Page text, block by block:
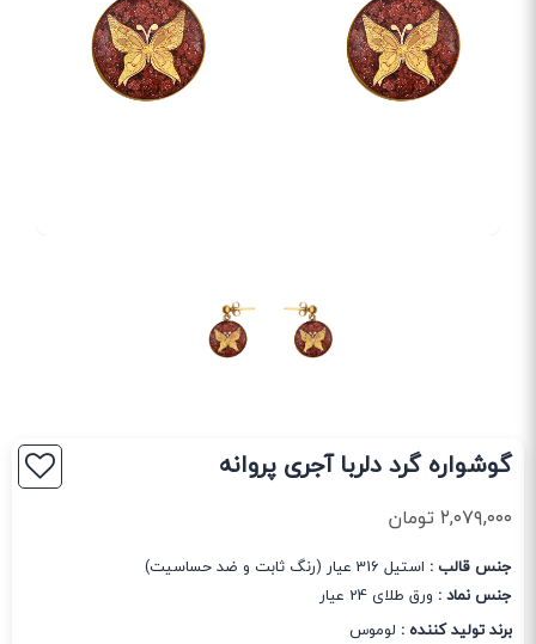
گوشواره گرد دلربا آجری پروانه
۲,۰۷۹,۰۰۰تومان
جنس قالب : استیل 316 عیار (رنگ ثابت و ضد حساسیت)
جنس نماد : ورق طلای 24 عیار
برند تولید کننده : لوموس